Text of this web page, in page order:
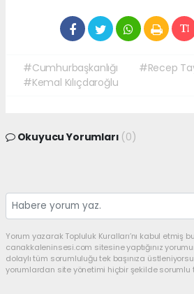
#Cumhurbaşkanlığı
#Recep
#Kemal Kılıçdaroğlu
Okuyucu Yorumları (0)
Yorum yazarak Topluluk Kuralları’nı kabul etmiş
canakkaleninsesi.com sitesine yaptığınız
dolaylı tüm sorumluluğu tek başınıza
yorumlardan site yönetimi hiçbir şekilde sorumlu